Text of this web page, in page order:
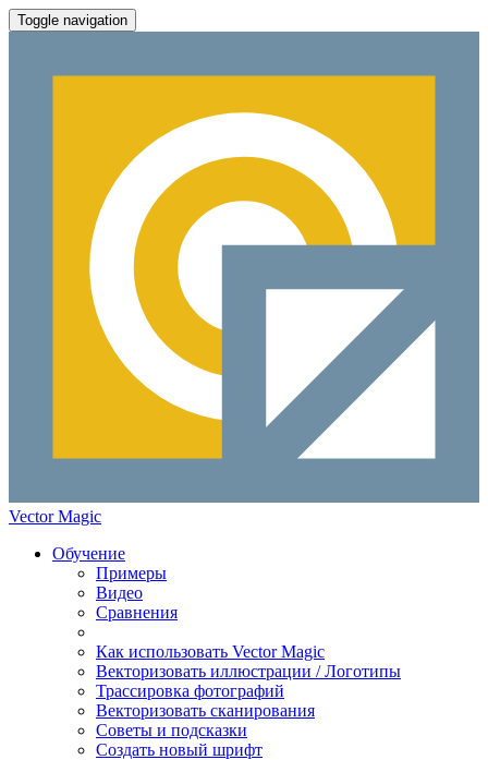
Toggle navigation
Vector Magic
Обучение
Примеры
Видео
Сравнения
Как использовать Vector Magic
Векторизовать иллюстрации / Логотипы
Трассировка фотографий
Векторизовать сканирования
Советы и подсказки
Создать новый шрифт